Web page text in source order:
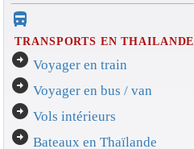
directions_bus_filled
TRANSPORTS EN THAILANDE
arrow_circle_right Voyager en train
arrow_circle_right Voyager en bus / van
arrow_circle_right Vols intérieurs
arrow_circle_right Bateaux en Thaïlande